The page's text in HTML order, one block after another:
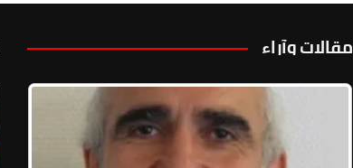
مقالات وآراء